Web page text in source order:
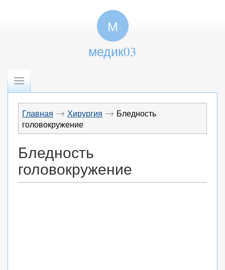
М
медик03
Главная → Хирургия → Бледность
головокружение
Бледность
головокружение